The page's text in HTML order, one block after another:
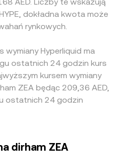
dokładna kwota może
rynkowych.
wymiany Hyperliquid ma
ostatnich 24 godzin kurs
kursem wymiany
ZEA będąc 209,36 AED,
ostatnich 24 godzin
dirham ZEA